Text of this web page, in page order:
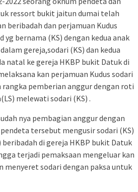
ressort bukit jaitun dumai telah
beribadah dan perjamuan Kudus
yg bernama (KS) dengan kedua anak
gereja,sodari (KS) dan kedua
natal ke gereja HKBP bukit Datuk di
kan perjamuan Kudus sodari
pemberian anggur dengan roti
melewati sodari (KS) .
nya pembagian anggur dengan
tersebut mengusir sodari (KS)
di gereja HKBP bukit Datuk
terjadi pemaksaan mengeluar kan
menyeret sodari dengan paksa untuk